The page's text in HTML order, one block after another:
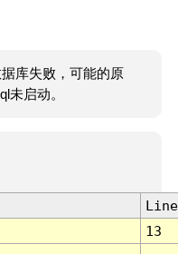
库失败，可能的原
未启动。
Line
13